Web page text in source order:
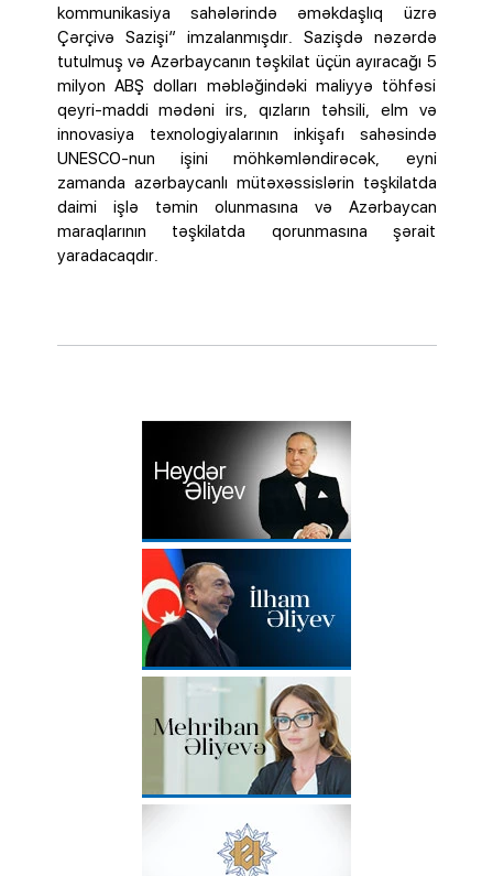
kommunikasiya sahələrində əməkdaşlıq üzrə
Çərçivə Sazişi” imzalanmışdır. Sazişdə nəzərdə
tutulmuş və Azərbaycanın təşkilat üçün ayıracağı 5
milyon ABŞ dolları məbləğindəki maliyyə töhfəsi
qeyri-maddi mədəni irs, qızların təhsili, elm və
innovasiya texnologiyalarının inkişafı sahəsində
UNESCO-nun işini möhkəmləndirəcək, eyni
zamanda azərbaycanlı mütəxəssislərin təşkilatda
daimi işlə təmin olunmasına və Azərbaycan
maraqlarının təşkilatda qorunmasına şərait
yaradacaqdır.